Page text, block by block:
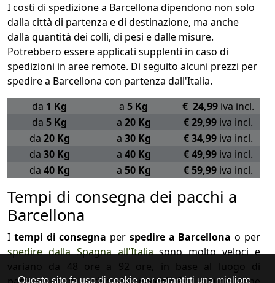
I costi di spedizione a Barcellona dipendono non solo
dalla città di partenza e di destinazione, ma anche
dalla quantità dei colli, di pesi e dalle misure.
Potrebbero essere applicati supplenti in caso di
spedizioni in aree remote. Di seguito alcuni prezzi per
spedire a Barcellona con partenza dall'Italia.
da 1 Kg a 5 Kg € 24,99iva incl.
da 5 Kg a 20 Kg € 29,99 iva incl.
da 20 Kg a 30 Kg € 34,99iva incl.
da 30 Kg a 40 Kg € 49,99iva incl.
da 40 Kg a 50 Kg € 59,99iva incl.
Tempi di consegna dei pacchi a
Barcellona
I tempi di consegna per spedire a Barcellonao per
spedire dalla Spagna all'Italiasono molto veloci e
variano da 48 ore a 92 ore, in base al luogo di